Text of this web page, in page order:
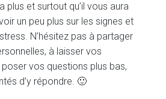
plus et surtout qu’il vous aura
un peu plus sur les signes et
N’hésitez pas à partager
à laisser vos
vos questions plus bas,
d’y répondre. 🙂